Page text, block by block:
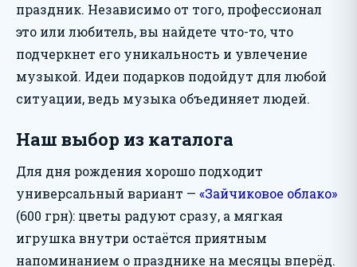
праздник. Независимо от того, профессионал
это или любитель, вы найдете что-то, что
подчеркнет его уникальность и увлечение
музыкой. Идеи подарков подойдут для любой
ситуации, ведь музыка объединяет людей.
Наш выбор из каталога
Для дня рождения хорошо подходит
универсальный вариант — «Зайчиковое облако»
(600 грн): цветы радуют сразу, а мягкая
игрушка внутри остаётся приятным
напоминанием о празднике на месяцы вперёд.